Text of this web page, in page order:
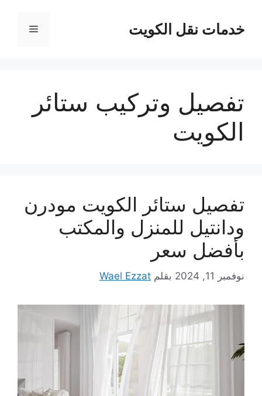
المحتوىخدمات نقل الكويت القائمة
تفصيل وتركيب ستائر
الكويت
تفصيل ستائر الكويت مودرن
ودانتيل للمنزل والمكتب
بأفضل سعر
نوفمبر 11, 2024 بقلم Wael Ezzat